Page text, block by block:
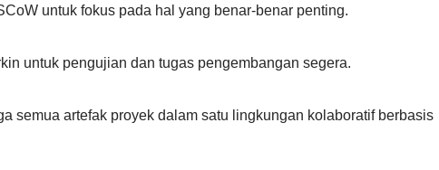
untuk fokus pada hal yang benar-benar penting.
untuk pengujian dan tugas pengembangan segera.
semua artefak proyek dalam satu lingkungan kolaboratif berbasis